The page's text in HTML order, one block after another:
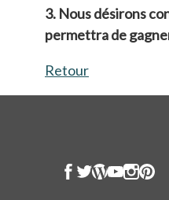
3. Nous désirons
permettra de
Retour